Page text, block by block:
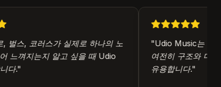
스, 코러스가 실제로 하나의 노
껴지는지 알고 싶을 때 Udio
."
Udio Music는 훅
여전히 구조와 더 나
유용합니다."